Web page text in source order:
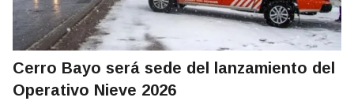
Cerro Bayo será sede del lanzamiento del
Operativo Nieve 2026